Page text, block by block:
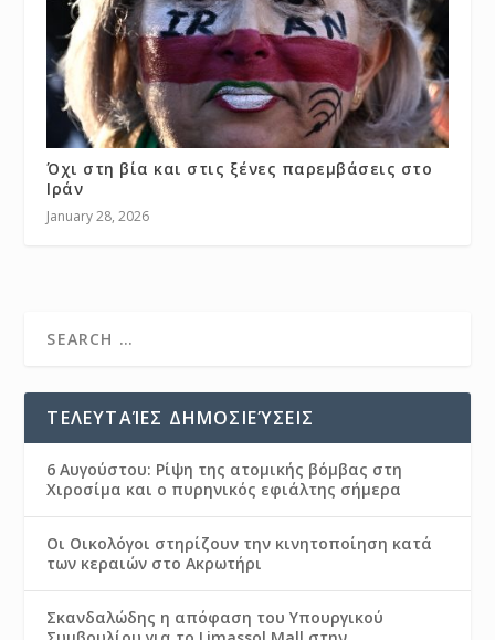
Όχι στη βία και στις ξένες παρεμβάσεις στο
Ιράν
January 28, 2026
ΤΕΛΕΥΤΑΊΕΣ ΔΗΜΟΣΙΕΎΣΕΙΣ
6 Αυγούστου: Ρίψη της ατομικής βόμβας στη
Χιροσίμα και ο πυρηνικός εφιάλτης σήμερα
Οι Οικολόγοι στηρίζουν την κινητοποίηση κατά
των κεραιών στο Ακρωτήρι
Σκανδαλώδης η απόφαση του Υπουργικού